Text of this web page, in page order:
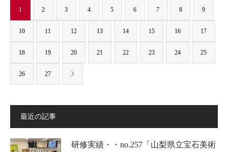
1 2 3 4 5 6 7 8 9
10 11 12 13 14 15 16 17
18 19 20 21 22 23 24 25
26 27
最近の記事
研修実績・・no.257「山梨県立宝石美術